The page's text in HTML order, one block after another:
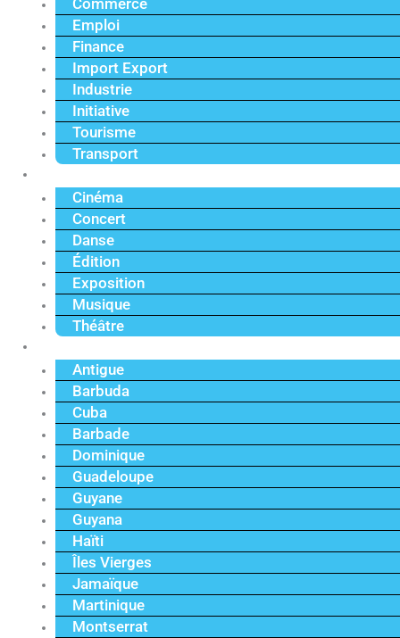
Commerce
Emploi
Finance
Import Export
Industrie
Initiative
Tourisme
Transport
Cinéma
Concert
Danse
Édition
Exposition
Musique
Théâtre
Antigue
Barbuda
Cuba
Barbade
Dominique
Guadeloupe
Guyane
Guyana
Haïti
Îles Vierges
Jamaïque
Martinique
Montserrat